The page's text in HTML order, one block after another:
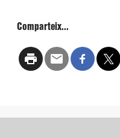
Comparteix...